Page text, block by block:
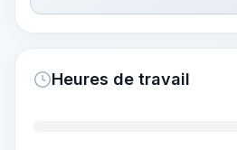
Heures de travail